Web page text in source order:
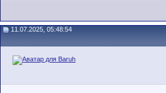
11.07.2025, 05:48:54